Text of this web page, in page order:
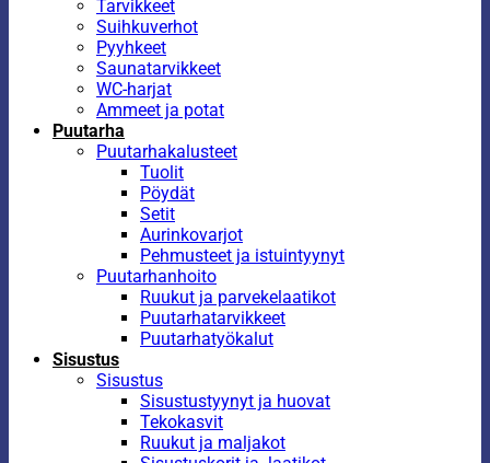
Tarvikkeet
Suihkuverhot
Pyyhkeet
Saunatarvikkeet
WC-harjat
Ammeet ja potat
Puutarha
Puutarhakalusteet
Tuolit
Pöydät
Setit
Aurinkovarjot
Pehmusteet ja istuintyynyt
Puutarhanhoito
Ruukut ja parvekelaatikot
Puutarhatarvikkeet
Puutarhatyökalut
Sisustus
Sisustus
Sisustustyynyt ja huovat
Tekokasvit
Ruukut ja maljakot